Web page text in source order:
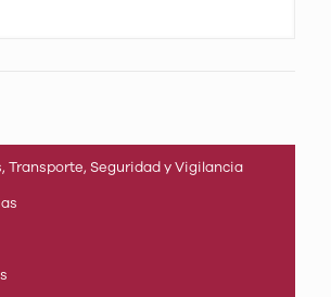
Transporte, Seguridad y Vigilancia